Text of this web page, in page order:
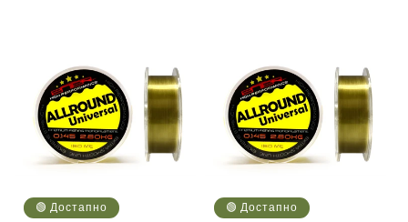
🟢 Достапно 🟢 Достапно